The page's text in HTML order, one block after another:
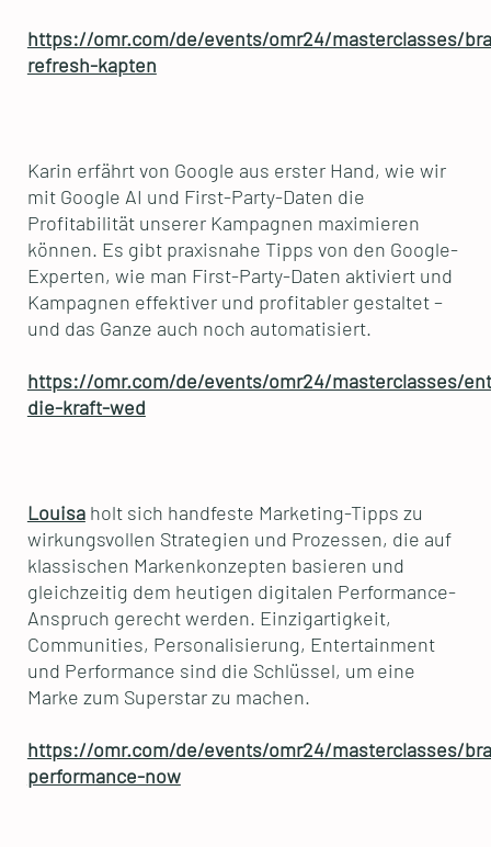
https://omr.com/de/events/omr24/masterclasses/
refresh-kapten
Karin erfährt von Google aus erster Hand, wie wir
mit Google AI und First-Party-Daten die
Profitabilität unserer Kampagnen maximieren
können. Es gibt praxisnahe Tipps von den Google-
Experten, wie man First-Party-Daten aktiviert und
Kampagnen effektiver und profitabler gestaltet –
und das Ganze auch noch automatisiert.
https://omr.com/de/events/omr24/masterclasses/
die-kraft-wed
Louisaholt sich handfeste Marketing-Tipps zu
wirkungsvollen Strategien und Prozessen, die auf
klassischen Markenkonzepten basieren und
gleichzeitig dem heutigen digitalen Performance-
Anspruch gerecht werden. Einzigartigkeit,
Communities, Personalisierung, Entertainment
und Performance sind die Schlüssel, um eine
Marke zum Superstar zu machen.
https://omr.com/de/events/omr24/masterclasses/
performance-now